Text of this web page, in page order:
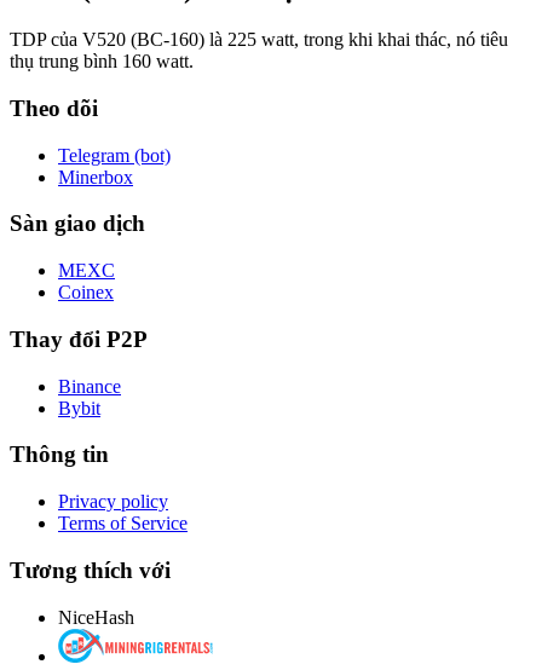
TDP của V520 (BC-160) là 225 watt, trong khi khai thác, nó tiêu
thụ trung bình 160 watt.
Theo dõi
Telegram (bot)
Minerbox
Sàn giao dịch
MEXC
Coinex
Thay đổi P2P
Binance
Bybit
Thông tin
Privacy policy
Terms of Service
Tương thích với
NiceHash